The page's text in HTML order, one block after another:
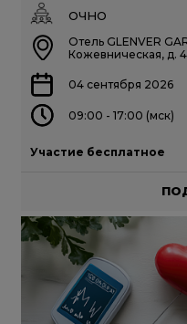
ОЧНО
Отель GLENVER
Кожевническая, д. 4
04 сентября 2026
09:00 - 17:00 (мск)
Участие бесплатное